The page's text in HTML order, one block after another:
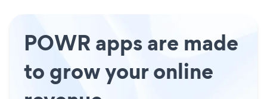
POWR apps are made
to grow your online